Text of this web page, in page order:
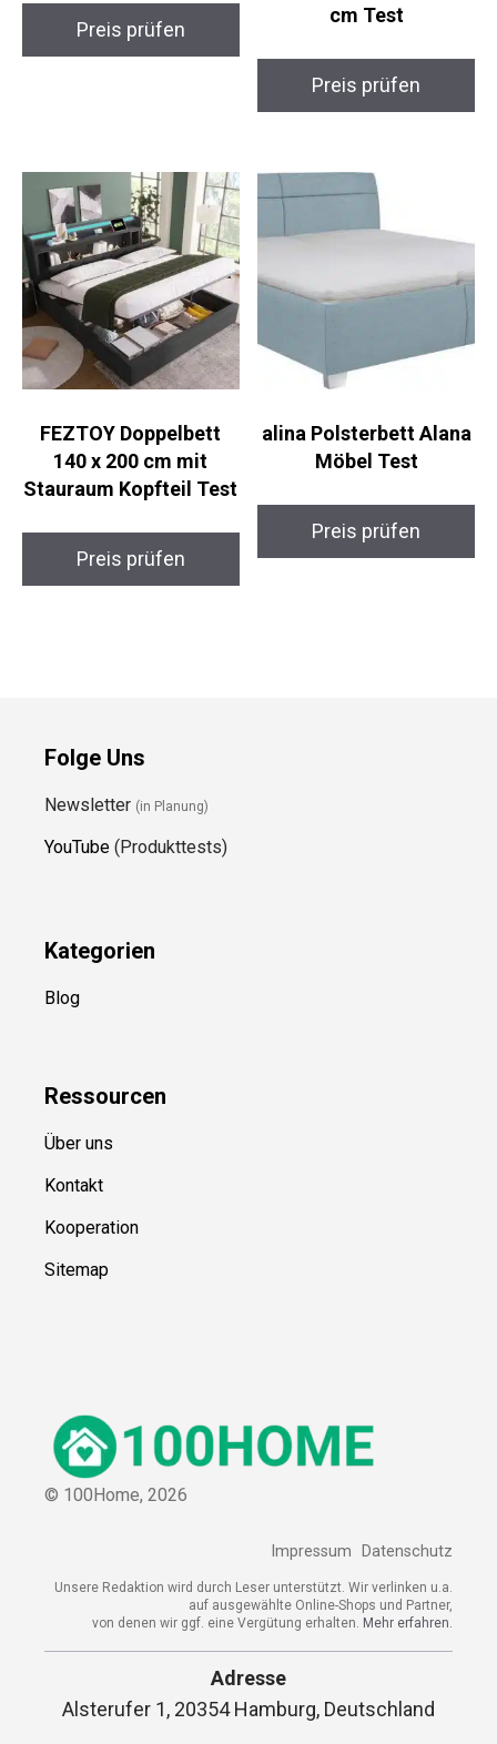
Preis prüfen
cm Test
Preis prüfen
FEZTOY Doppelbett
140 x 200 cm mit
Stauraum Kopfteil Test
Preis prüfen
alina Polsterbett Alana
Möbel Test
Preis prüfen
Folge Uns
Newsletter (in Planung)
YouTube (Produkttests)
Kategorien
Blog
Ressourcen
Über uns
Kontakt
Kooperation
Sitemap
© 100Home, 2026
Impressum Datenschutz
Unsere Redaktion wird durch Leser unterstützt. Wir verlinken u.a.
auf ausgewählte Online-Shops und Partner,
von denen wir ggf. eine Vergütung erhalten. Mehr erfahren.
Adresse
Alsterufer 1, 20354 Hamburg, Deutschland